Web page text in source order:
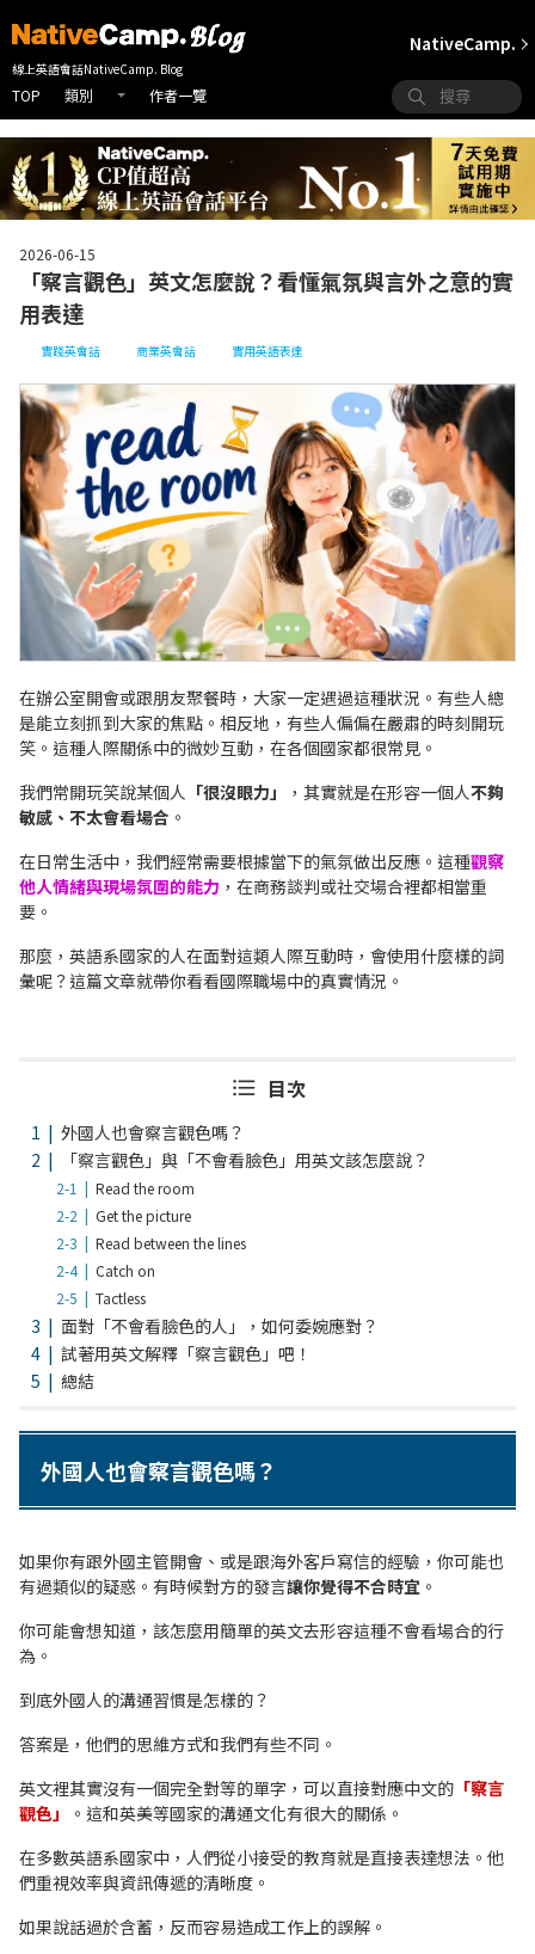
線上英語會話NativeCamp. Blog
TOP 類別 作者一覽
NativeCamp.
2026-06-15
「察言觀色」英文怎麼說？看懂氣氛與言外之意的實
用表達
實踐英會話 商業英會話 實用英語表達
在辦公室開會或跟朋友聚餐時，大家一定遇過這種狀況。有些人總
是能立刻抓到大家的焦點。相反地，有些人偏偏在嚴肅的時刻開玩
笑。這種人際關係中的微妙互動，在各個國家都很常見。
我們常開玩笑說某個人 「很沒眼力」 ，其實就是在形容一個人不夠
敏感、不太會看場合 。
在日常生活中，我們經常需要根據當下的氣氛做出反應。這種觀察
他人情緒與現場氛圍的能力 ，在商務談判或社交場合裡都相當重
要。
那麼，英語系國家的人在面對這類人際互動時，會使用什麼樣的詞
彙呢？這篇文章就帶你看看國際職場中的真實情況。
目次
外國人也會察言觀色嗎？
「察言觀色」與「不會看臉色」用英文該怎麼說？
Read the room
Get the picture
Read between the lines
Catch on
Tactless
面對「不會看臉色的人」，如何委婉應對？
試著用英文解釋「察言觀色」吧！
總結
外國人也會察言觀色嗎？
如果你有跟外國主管開會、或是跟海外客戶寫信的經驗，你可能也
有過類似的疑惑。有時候對方的發言讓你覺得不合時宜 。
你可能會想知道，該怎麼用簡單的英文去形容這種不會看場合的行
為。
到底外國人的溝通習慣是怎樣的？
答案是，他們的思維方式和我們有些不同。
英文裡其實沒有一個完全對等的單字，可以直接對應中文的 「察言
觀色」
。這和英美等國家的溝通文化有很大的關係。
在多數英語系國家中，人們從小接受的教育就是直接表達想法。他
們重視效率與資訊傳遞的清晰度。
如果說話過於含蓄，反而容易造成工作上的誤解。